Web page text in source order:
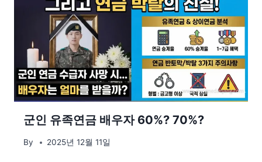
군인 유족연금 배우자 60%? 70%?
By 2025년 12월 11일